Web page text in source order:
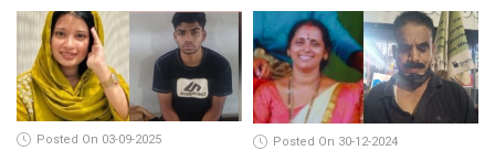
Posted On 03-09-2025 Posted On 30-12-2024